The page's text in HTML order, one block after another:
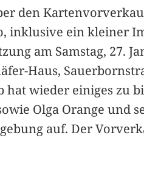
den
inklusive ein kleiner
am Samstag, 27.
Haus,
hat wieder einiges zu
Olga Orange und
auf. Der